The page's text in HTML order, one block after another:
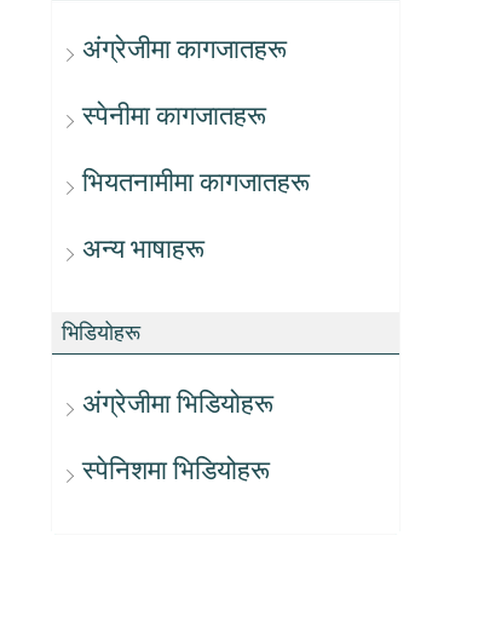
अंग्रेजीमा कागजातहरू
स्पेनीमा कागजातहरू
भियतनामीमा कागजातहरू
अन्य भाषाहरू
भिडियोहरू
अंग्रेजीमा भिडियोहरू
स्पेनिशमा भिडियोहरू